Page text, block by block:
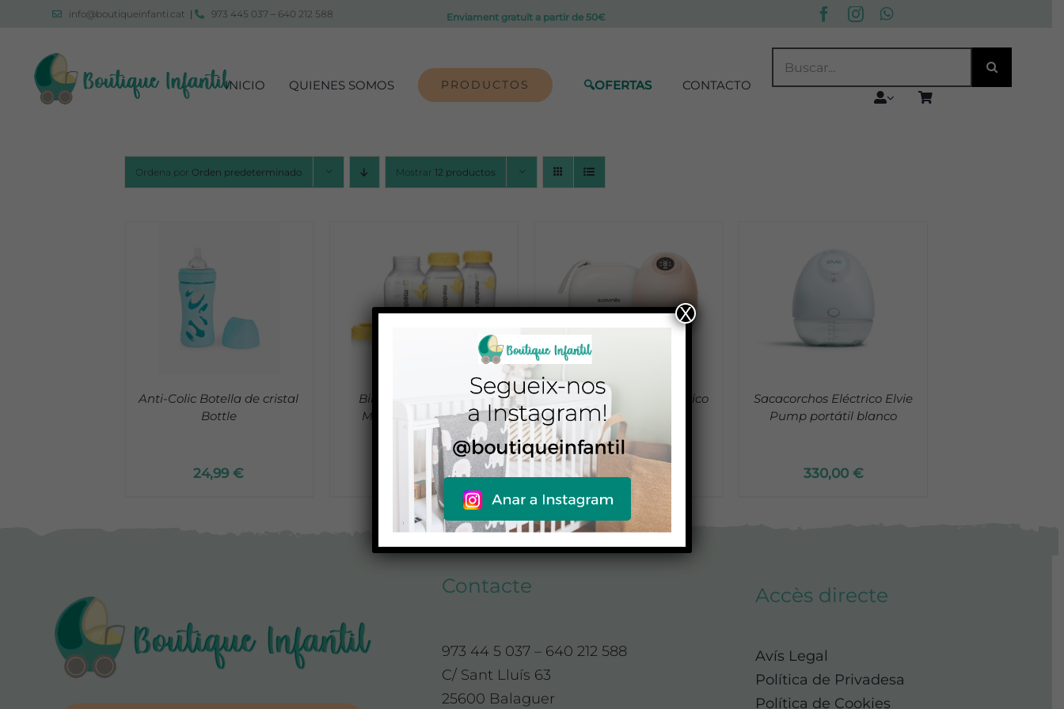
contenido
info@boutiqueinfanti.cat | 973 445 037 – 640 212 588 Enviament gratuït a partir de 50€
INICIO QUIENES SOMOS PRODUCTOS 🔍OFERTAS CONTACTO
Ordena por Orden predeterminado Mostrar 12 productos
Anti-Colic Botella de cristal
Bottle
24,99€
DETALLES
Biberón/botella Leche
Materna 150ML 3UTS
Medela
13,90 €
ADD TO CART
/
DETALLES
Extractor de leche eléctrico
manos libres
189,00€
/
DETALLES
Sacacorchos Eléctrico Elvie
Pump portátil blanco
330,00 €
Contacte
973 44 5 037 – 640 212 588
C/ Sant Lluís 63
25600 Balaguer
Accès directe
Avís Legal
Política de Privadesa
Política de Cookies
X